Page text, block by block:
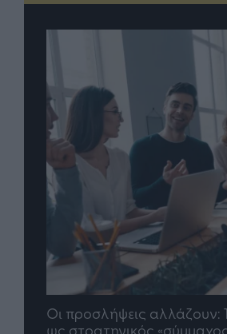
TP Greece: Πώς
μέλλον του Insurance στην